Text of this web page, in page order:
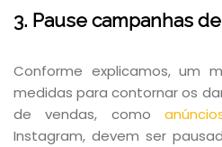
3. Pause campanhas
Conforme explicamos, um
medidas para contornar os
de vendas, como
Instagram, devem ser